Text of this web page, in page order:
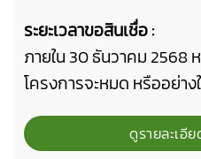
ระยะเวลาขอสินเชื่อ :
ภายใน 30 ธันวาคม 2568
โครงการจะหมด หรืออย่า
ดูรายละเอี